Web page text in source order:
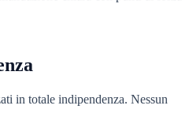
in totale indipendenza. Nessun